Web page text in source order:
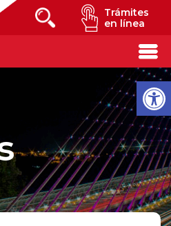
Trámites
en línea